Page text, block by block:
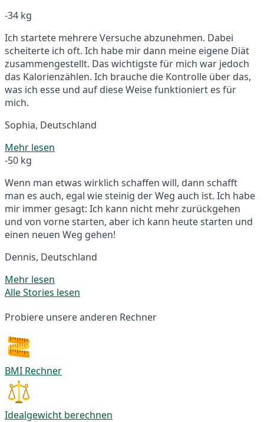
-34 kg
Ich startete mehrere Versuche abzunehmen. Dabei
scheiterte ich oft. Ich habe mir dann meine eigene Diät
zusammengestellt. Das wichtigste für mich war jedoch
das Kalorienzählen. Ich brauche die Kontrolle über das,
was ich esse und auf diese Weise funktioniert es für
mich.
Sophia, Deutschland
Mehr lesen
-50 kg
Wenn man etwas wirklich schaffen will, dann schafft
man es auch, egal wie steinig der Weg auch ist. Ich habe
mir immer gesagt: Ich kann nicht mehr zurückgehen
und von vorne starten, aber ich kann heute starten und
einen neuen Weg gehen!
Dennis, Deutschland
Mehr lesen
Alle Stories lesen
Probiere unsere anderen Rechner
BMI Rechner
Idealgewicht berechnen